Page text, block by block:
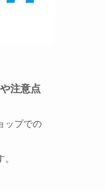
注意点
ップでの